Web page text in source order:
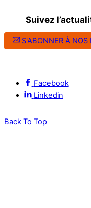
Suivez
S'ABONNER À NOS
Facebook
Linkedin
Back To Top